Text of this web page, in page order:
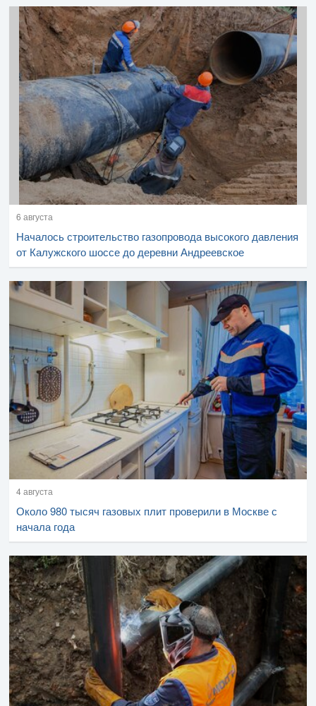
6 августа
Началось строительство газопровода высокого давления
от Калужского шоссе до деревни Андреевское
4 августа
Около 980 тысяч газовых плит проверили в Москве с
начала года